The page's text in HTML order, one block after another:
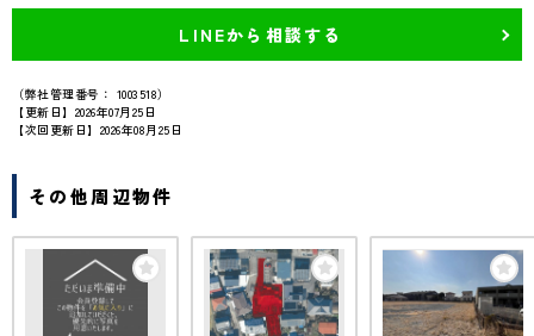
LINEから相談する
（弊社管理番号： 1003518）
【更新日】2026年07月25日
【次回更新日】2026年08月25日
その他周辺物件